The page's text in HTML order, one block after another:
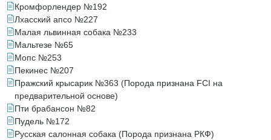
Кромфорлендер №192
Лхасский апсо №227
Малая львинная собака №233
Мальтезе №65
Мопс №253
Пекинес №207
Пражский крысарик №363 (Порода признана FCI на
предварительной основе)
Пти брабансон №82
Пудель №172
Русская салонная собака (Порода признана РКФ)